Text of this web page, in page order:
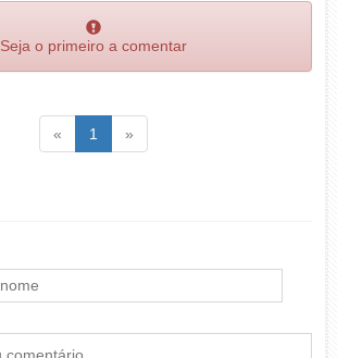
Seja o primeiro a comentar
« Voltar1 (atual)
»